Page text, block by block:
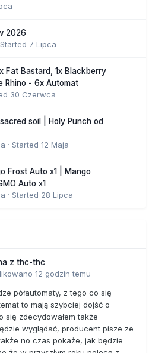
2026
Started 7 Lipca
Fat Bastard, 1x Blackberry
Rhino - 6x Automat
30 Czerwca
soil | Holy Punch od
· Started 12 Maja
Frost Auto x1 | Mango
Auto x1
· Started 28 Lipca
z thc-thc
12 godzin temu
półautomaty, z tego co się
to mają szybciej dojść o
się zdecydowałem także
wyglądać, producent pisze ze
no czas pokaże, jak będzie